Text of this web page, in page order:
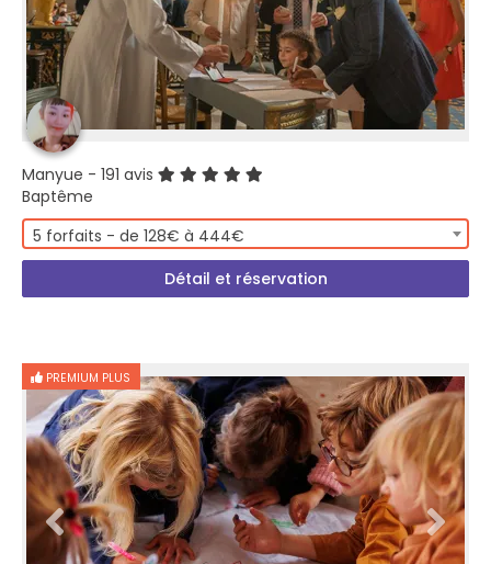
Manyue - 191 avis
Baptême
5 forfaits - de 128€ à 444€
Détail et réservation
PREMIUM PLUS